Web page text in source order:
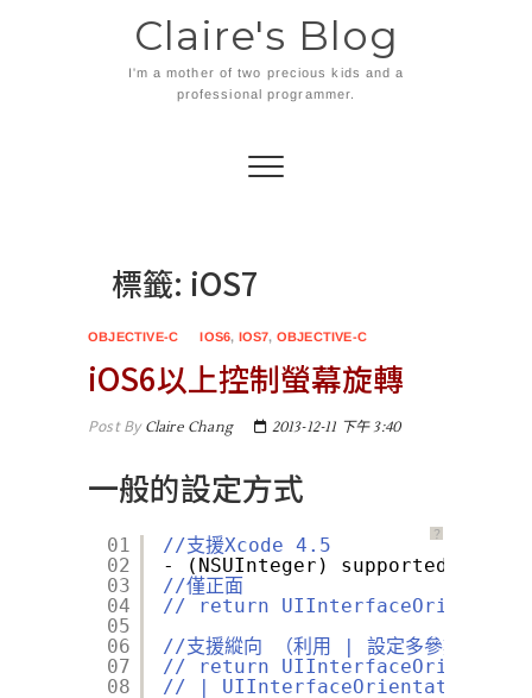
Claire's Blog
I'm a mother of two precious kids and a
professional programmer.
標籤: iOS7
OBJECTIVE-C IOS6, IOS7, OBJECTIVE-C
iOS6以上控制螢幕旋轉
Post ByClaire Chang 2013-12-11 下午 3:40
一般的設定方式
？
01
02
03
04
05
06
07
08
//支援Xcode 4.5
- (NSUInteger)
//僅正面
// return
//支援縱向 （利用 | 設定多參數）
// return
// |